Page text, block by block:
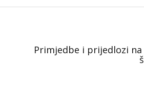
Primjedbe i prijedlozi